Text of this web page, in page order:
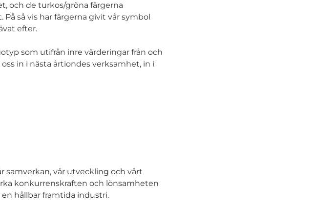
och de turkos/gröna färgerna
så vis har färgerna givit vår symbol
efter.
som utifrån inre värderingar från och
in i nästa årtiondes verksamhet, in i
samverkan, vår utveckling och vårt
konkurrenskraften och lönsamheten
hållbar framtida industri.